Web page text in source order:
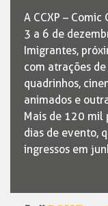
A CCXP –
3 a 6 de
Imigrantes,
com atrações
quadrinhos,
animados e
Mais de 120 mil
dias de evento,
ingressos em